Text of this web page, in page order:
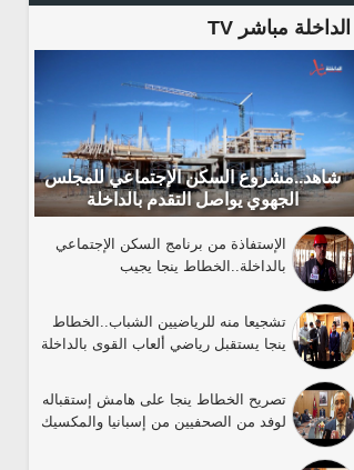
الداخلة مباشر TV
شاهد..مشروع السكن الإجتماعي للمجلس
الجهوي يواصل التقدم بالداخلة
الإستفاذة من برنامج السكن الإجتماعي
بالداخلة..الخطاط ينجا يجيب
تشجيعا منه للرياضيين الشباب..الخطاط
ينجا يستقبل رياضي ألعاب القوى بالداخلة
تصريح الخطاط ينجا على هامش إستقباله
لوفد من الصحفيين من إسبانيا والمكسيك